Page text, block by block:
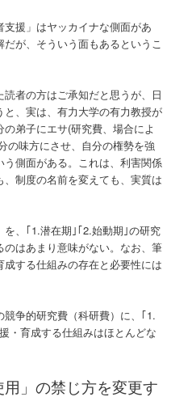
援」はヤッカイナな側面があ
が、そういう面もあるというこ
者の方はご承知だと思うが、日
、実は、有力大学の有力教授が
弟子にエサ(研究費、場合によ
の味方にさせ、自分の権勢を強
側面がある。これは、利害関係
制度の名前を変えても、実質は
、｢1.潜在期｣｢2.始動期｣の研究
はあまり意味がない。なお、筆
する仕組みの存在と必要性には
争的研究費（科研費）に、｢1.
・育成する仕組みはほとんどな
」の禁じ方を変更す